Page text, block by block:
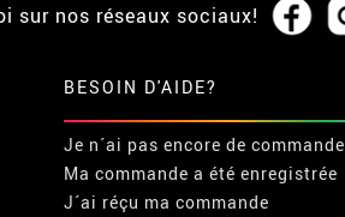
sur nos réseaux sociaux!
BESOIN D'AIDE?
Je n´ai pas encore de commande
Ma commande a été enregistrée
J´ai réçu ma commande